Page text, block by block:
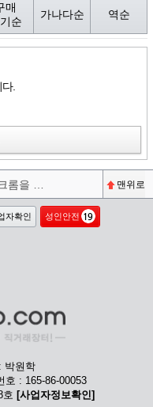
매
순
가나다순 역순
.
맨위로
자확인 성인안전
박원학
호 : 165-86-00053
호 [사업자정보확인]